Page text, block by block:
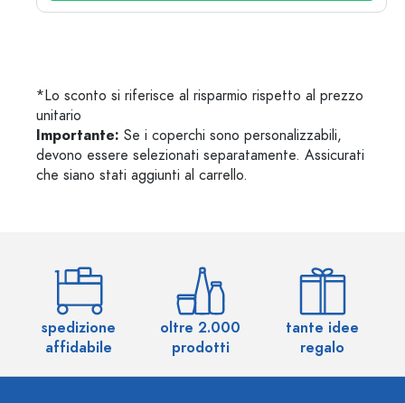
*Lo sconto si riferisce al risparmio rispetto al prezzo
unitario
Importante: Se i coperchi sono personalizzabili,
devono essere selezionati separatamente. Assicurati
che siano stati aggiunti al carrello.
spedizione
affidabile
oltre 2.000
prodotti
tante idee
regalo